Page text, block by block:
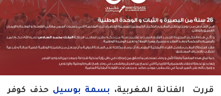
قررت الفنانة المغربية، بسمة بوسيل حذف كوفر